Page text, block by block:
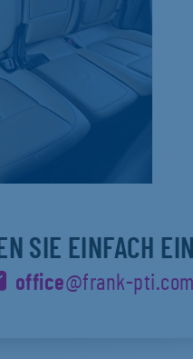
SIE EINFACH
office@frank-pti.com